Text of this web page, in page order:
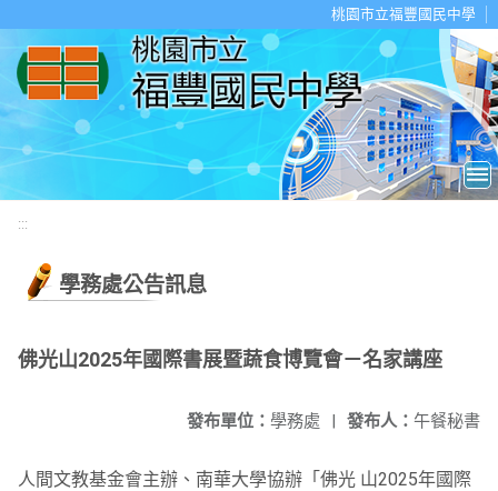
桃園市立福豐國民中學
:::
學務處公告訊息
佛光山2025年國際書展暨蔬食博覽會－名家講座
發布人： 午餐秘書
發布單位： 學務處 |
人間文教基金會主辦、南華大學協辦「佛光 山2025年國際